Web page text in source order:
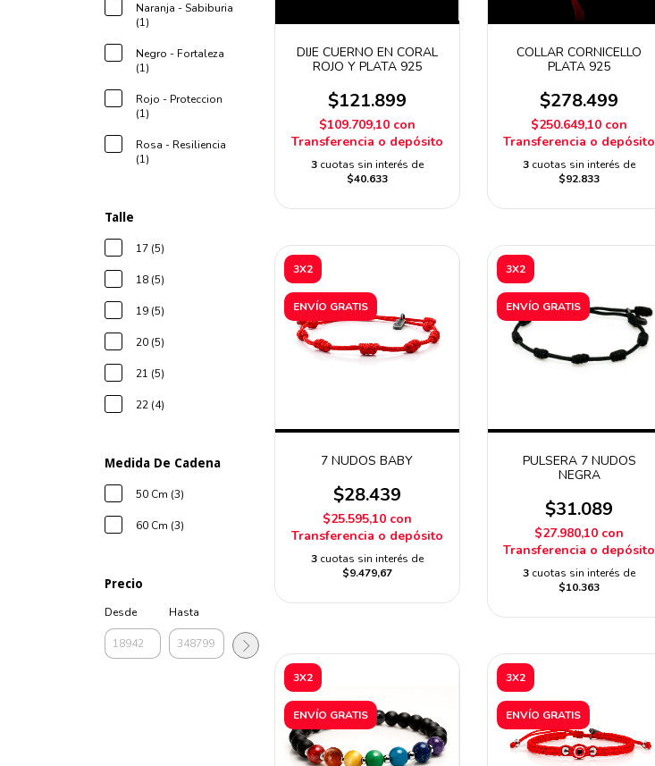
Naranja - Sabiburia
(1)
Negro - Fortaleza
(1)
Rojo - Proteccion
(1)
Rosa - Resiliencia
(1)
Talle
17 (5)
18 (5)
19 (5)
20 (5)
21 (5)
22 (4)
Medida De Cadena
50 Cm (3)
60 Cm (3)
Precio
Desde
Hasta
DIJE CUERNO EN CORAL
ROJO Y PLATA 925
$121.899
$109.709,10 con
Transferencia o depósito
3 cuotas sin interés de
$40.633
COLLAR CORNICELLO
PLATA 925
$278.499
$250.649,10 con
Transferencia o depósito
3 cuotas sin interés de
$92.833
3X2
ENVÍO GRATIS
7 NUDOS BABY
$28.439
$25.595,10 con
Transferencia o depósito
3 cuotas sin interés de
$9.479,67
3X2
ENVÍO GRATIS
PULSERA 7 NUDOS
NEGRA
$31.089
$27.980,10 con
Transferencia o depósito
3 cuotas sin interés de
$10.363
3X2
ENVÍO GRATIS
3X2
ENVÍO GRATIS